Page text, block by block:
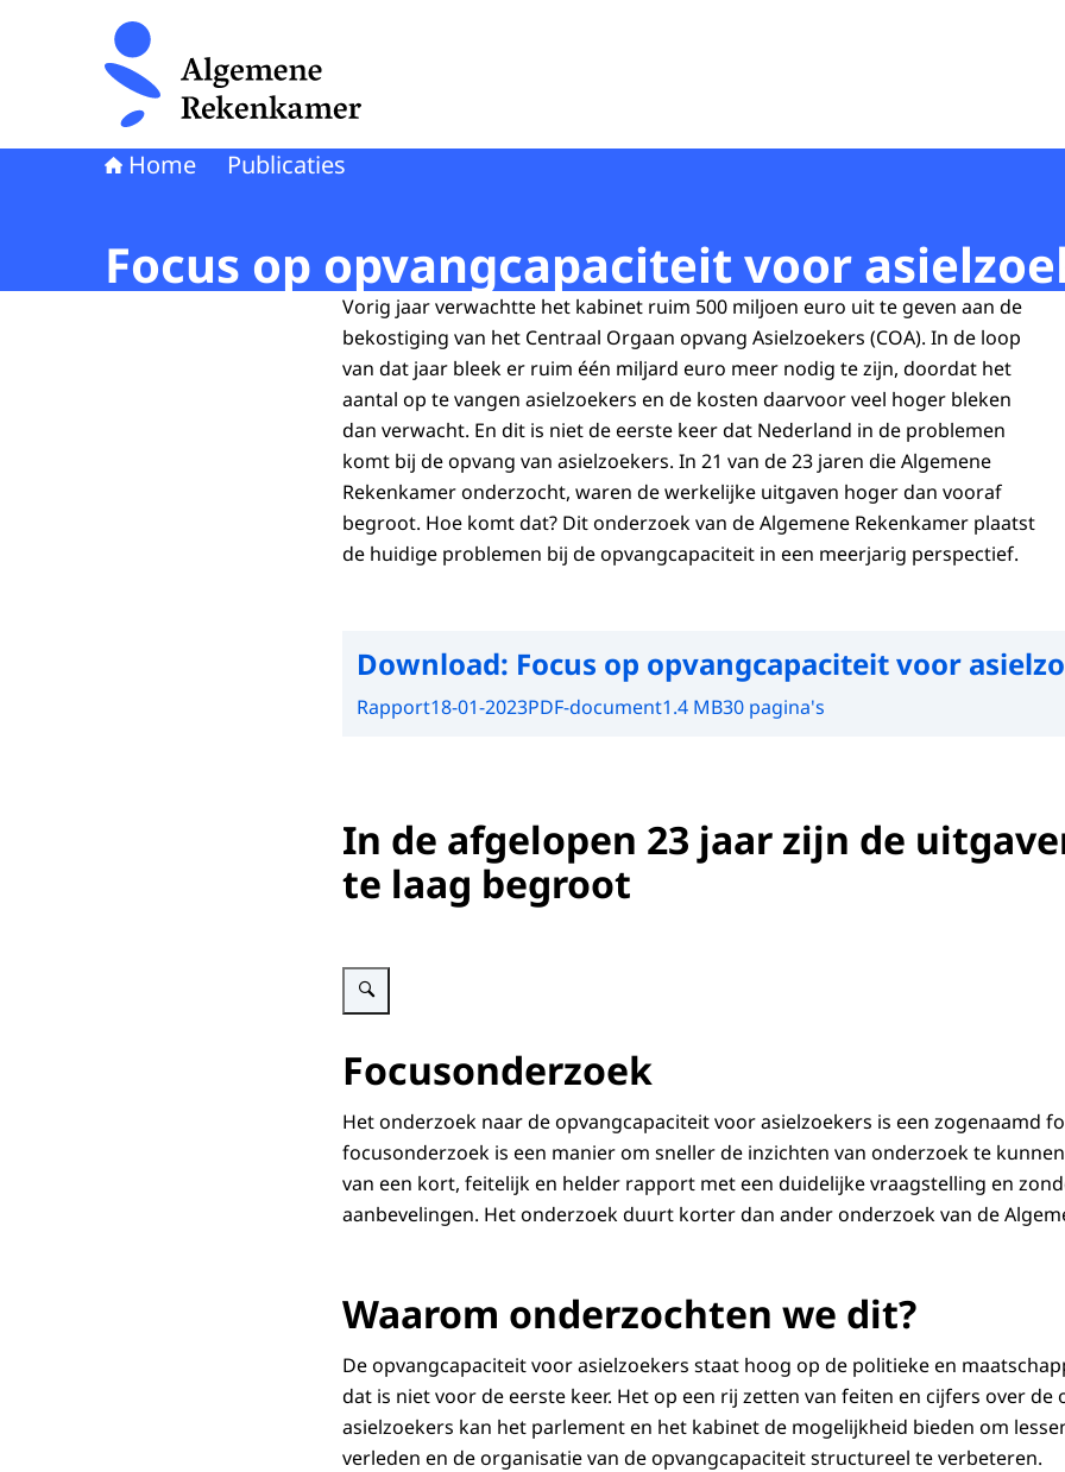
Naar de homepage van Algemene Rekenkamer
Home Publicaties
Focus op opvangcapaciteit voor
Vorig jaar verwachtte het kabinet ruim 500 miljoen euro uit te geven aan de
bekostiging van het Centraal Orgaan opvang Asielzoekers (COA). In de loop
van dat jaar bleek er ruim één miljard euro meer nodig te zijn, doordat het
aantal op te vangen asielzoekers en de kosten daarvoor veel hoger bleken
dan verwacht. En dit is niet de eerste keer dat Nederland in de problemen
komt bij de opvang van asielzoekers. In 21 van de 23 jaren die Algemene
Rekenkamer onderzocht, waren de werkelijke uitgaven hoger dan vooraf
begroot. Hoe komt dat? Dit onderzoek van de Algemene Rekenkamer plaatst
de huidige problemen bij de opvangcapaciteit in een meerjarig perspectief.
Download: Focus op opvangcapaciteit voor
Rapport18-01-2023PDF-document1.4 MB30 pagina's
In de afgelopen 23 jaar zijn de
te laag begroot
Vergroot afbeelding Figuur 8 rapport asielzoekers
Focusonderzoek
Het onderzoek naar de opvangcapaciteit voor asielzoekers is een zogenaamd
focusonderzoek is een manier om sneller de inzichten van onderzoek te
van een kort, feitelijk en helder rapport met een duidelijke vraagstelling en
aanbevelingen. Het onderzoek duurt korter dan ander onderzoek van de
Waarom onderzochten we dit?
De opvangcapaciteit voor asielzoekers staat hoog op de politieke en
dat is niet voor de eerste keer. Het op een rij zetten van feiten en cijfers over de
asielzoekers kan het parlement en het kabinet de mogelijkheid bieden om
verleden en de organisatie van de opvangcapaciteit structureel te verbeteren.